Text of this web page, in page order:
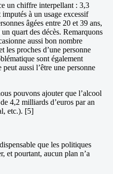
un chiffre interpellant : 3,3
à un usage excessif
âgées entre 20 et 39 ans,
quart des décès. Remarquons
aussi bon nombre
les proches d’une personne
sont également
aussi l’être une personne
pouvons ajouter que l’alcool
4,2 milliards d’euros par an
etc.). [5]
que les politiques
et pourtant, aucun plan n’a